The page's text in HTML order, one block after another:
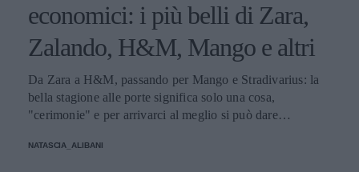
economici: i più belli di Zara,
Zalando, H&M, Mango e altri
Da Zara a H&M, passando per Mango e Stradivarius: la
bella stagione alle porte significa solo una cosa,
"cerimonie" e per arrivarci al meglio si può dare
NATASCIA_ALIBANI